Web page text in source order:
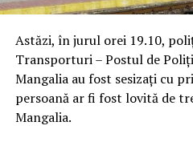
Astăzi, în jurul orei 19.10,
Transporturi – Postul de
Mangalia au fost sesizați cu
persoană ar fi fost lovită de
Mangalia.